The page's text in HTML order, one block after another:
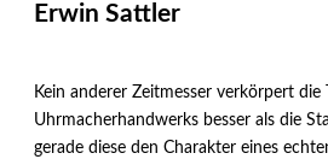
Erwin Sattler
Kein anderer Zeitmesser verkörpert die
Uhrmacherhandwerks besser als die
gerade diese den Charakter eines